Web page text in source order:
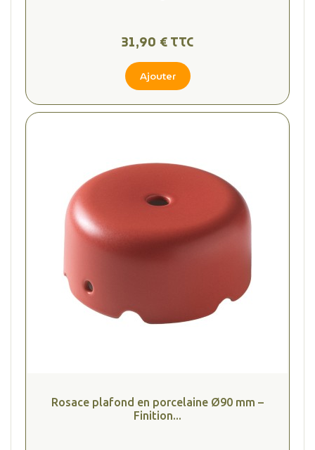
31,90 € TTC
Ajouter
Rosace plafond en porcelaine Ø90 mm –
Finition...